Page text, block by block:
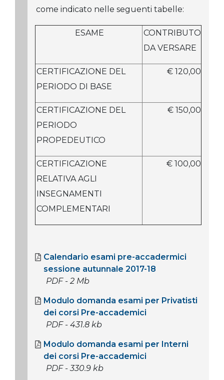
come indicato nelle seguenti tabelle:
ESAME
CONTRIBUTO
DA VERSARE
CERTIFICAZIONE DEL
PERIODO DI BASE
€ 120,00
CERTIFICAZIONE DEL
PERIODO
PROPEDEUTICO
€ 150,00
CERTIFICAZIONE
RELATIVA AGLI
INSEGNAMENTI
COMPLEMENTARI
€ 100,00
Calendario esami pre-accadermici
sessione autunnale 2017-18
PDF - 2 Mb
Modulo domanda esami per Privatisti
dei corsi Pre-accademici
PDF - 431.8 kb
Modulo domanda esami per Interni
dei corsi Pre-accademici
PDF - 330.9 kb